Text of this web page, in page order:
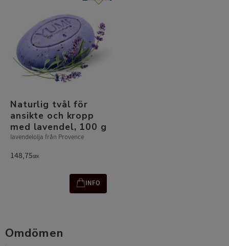
Omdömen
Naturlig tvål för
ansikte och kropp
med lavendel, 100 g
lavendelolja från Provence
148,75SEK
Lägg till i favoriter
INFO